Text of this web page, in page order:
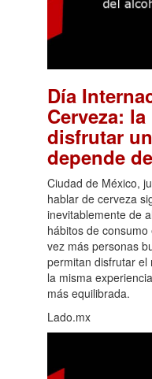
Día
Cerveza:
disfrutar
depende
Ciudad de México,
hablar de cerveza
inevitablemente de
hábitos de
vez más personas
permitan disfrutar el
la misma
más equilibrada.
Lado.mx